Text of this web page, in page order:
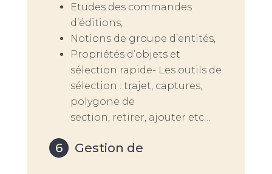
Etudes des commandes
d’éditions,
Notions de groupe d’entités,
Propriétés d’objets et
sélection rapide- Les outils de
sélection : trajet, captures,
polygone de
section, retirer, ajouter etc…
Gestion de